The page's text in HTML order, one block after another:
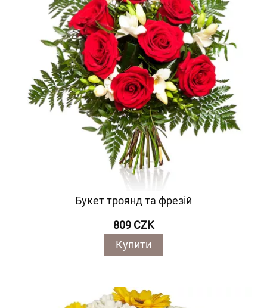
Букет троянд та фрезій
809 CZK
Купити